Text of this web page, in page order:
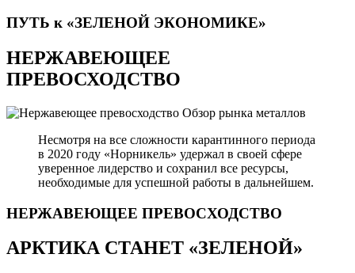
ПУТЬ к «ЗЕЛЕНОЙ ЭКОНОМИКЕ»
НЕРЖАВЕЮЩЕЕ
ПРЕВОСХОДСТВО
Обзор рынка металлов
Несмотря на все сложности карантинного периода
в 2020 году «Норникель» удержал в своей сфере
уверенное лидерство и сохранил все ресурсы,
необходимые для успешной работы в дальнейшем.
НЕРЖАВЕЮЩЕЕ ПРЕВОСХОДСТВО
АРКТИКА СТАНЕТ «ЗЕЛЕНОЙ»